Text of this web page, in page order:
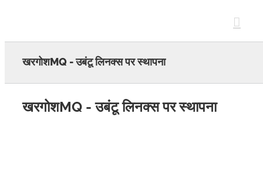
खरगोशMQ - उबंटू लिनक्स पर स्थापना
खरगोशMQ - उबंटू लिनक्स पर स्थापना